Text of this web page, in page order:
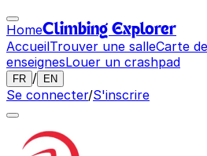
HomeClimbing Explorer
AccueilTrouver une salleCarte
enseignesLouer un crashpad
FR / EN
Se connecter/S'inscrire